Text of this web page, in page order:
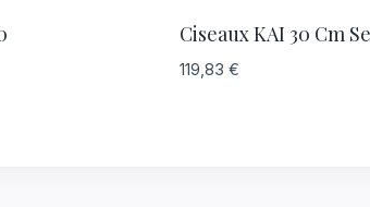
Ciseaux KAI 30 Cm
119,83 €